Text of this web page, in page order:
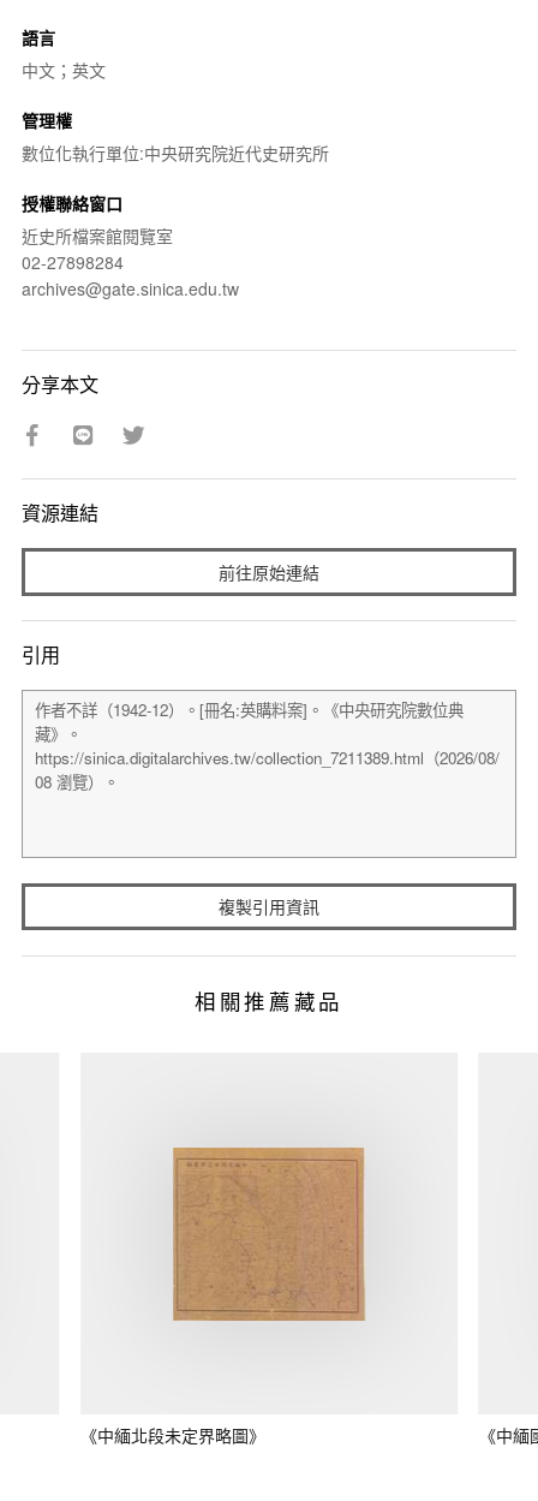
語言
中文；英文
管理權
數位化執行單位:中央研究院近代史研究所
授權聯絡窗口
近史所檔案館閱覽室
02-27898284
archives@gate.sinica.edu.tw
分享本文
資源連結
前往原始連結
引用
複製引用資訊
相關推薦藏品
《中緬北段未定界略圖》 《中